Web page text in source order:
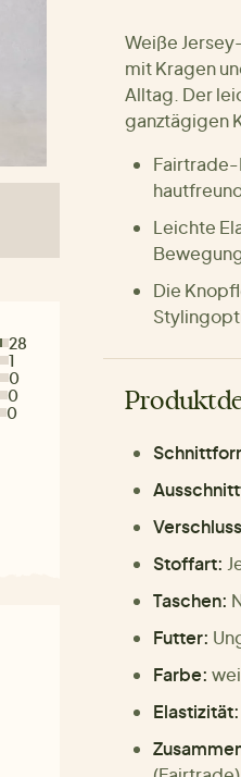
28
1
0
0
0
Weiße
mit Kragen
Alltag. Der
ganztägigen
Fairtrade-
Leichte
Die
Stoffart:
Taschen:
Futter:
Farbe:
Elastizität: